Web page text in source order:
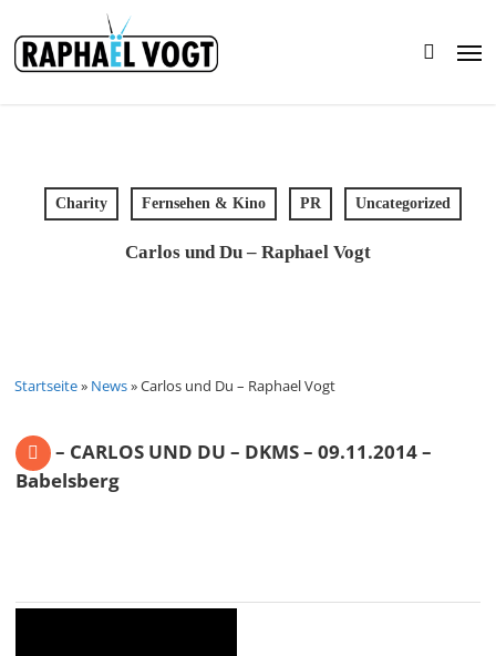
main
content
search
Charity Fernsehen & Kino PR Uncategorized
Carlos und Du – Raphael Vogt
Startseite» News»Carlos und Du – Raphael Vogt
– CARLOS UND DU – DKMS – 09.11.2014 –
Babelsberg